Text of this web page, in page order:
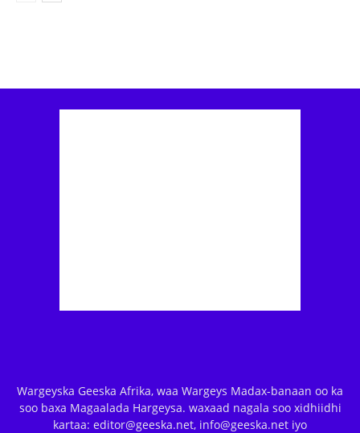
Wargeyska Geeska Afrika, waa Wargeys Madax-banaan oo ka
soo baxa Magaalada Hargeysa. waxaad nagala soo xidhiidhi
kartaa: editor@geeska.net, info@geeska.net iyo